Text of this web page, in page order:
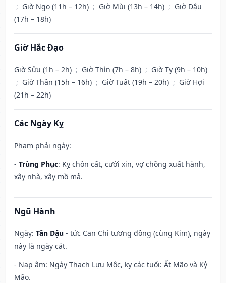
; Giờ Ngọ (11h – 12h) ; Giờ Mùi (13h – 14h) ; Giờ Dậu
(17h – 18h)
Giờ Hắc Đạo
Giờ Sửu (1h – 2h) ; Giờ Thìn (7h – 8h) ; Giờ Tỵ (9h – 10h)
; Giờ Thân (15h – 16h) ; Giờ Tuất (19h – 20h) ; Giờ Hợi
(21h – 22h)
Các Ngày Kỵ
Phạm phải ngày:
- Trùng Phục: Kỵ chôn cất, cưới xin, vợ chồng xuất hành,
xây nhà, xây mồ mả.
Ngũ Hành
Ngày: Tân Dậu - tức Can Chi tương đồng (cùng Kim), ngày
này là ngày cát.
- Nạp âm: Ngày Thạch Lựu Mộc, kỵ các tuổi: Ất Mão và Kỷ
Mão.